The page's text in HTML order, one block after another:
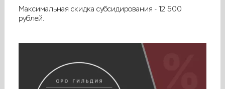
Максимальная скидка субсидирования - 12 500
рублей.